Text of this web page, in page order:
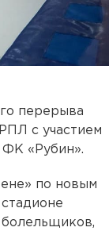
перерыва
с участием
ФК «Рубин».
по новым
болельщиков,